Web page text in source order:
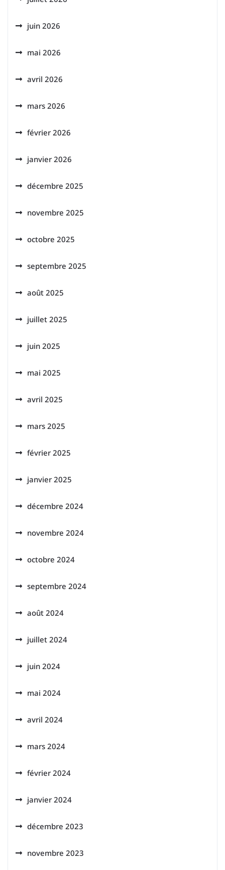
juin 2026
mai 2026
avril 2026
mars 2026
février 2026
janvier 2026
décembre 2025
novembre 2025
octobre 2025
septembre 2025
août 2025
juillet 2025
juin 2025
mai 2025
avril 2025
mars 2025
février 2025
janvier 2025
décembre 2024
novembre 2024
octobre 2024
septembre 2024
août 2024
juillet 2024
juin 2024
mai 2024
avril 2024
mars 2024
février 2024
janvier 2024
décembre 2023
novembre 2023